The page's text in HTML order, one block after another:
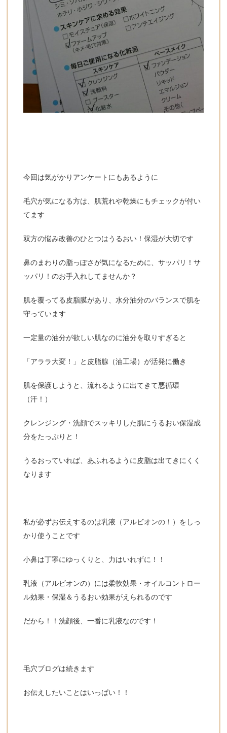
今回は気がかりアンケートにもあるように
毛穴が気になる方は、肌荒れや乾燥にもチェックが付い
てます
双方の悩み改善のひとつはうるおい！保湿が大切です
鼻のまわりの脂っぽさが気になるために、サッパリ！サ
ッパリ！のお手入れしてませんか？
肌を覆ってる皮脂膜があり、水分油分のバランスで肌を
守っています
一定量の油分が欲しい肌なのに油分を取りすぎると
「アララ大変！」と皮脂腺（油工場）が活発に働き
肌を保護しようと、流れるように出てきて悪循環
（汗！）
クレンジング・洗顔でスッキリした肌にうるおい保湿成
分をたっぷりと！
うるおっていれば、あふれるように皮脂は出てきにくく
なります
私が必ずお伝えするのは乳液（アルビオンの！）をしっ
かり使うことです
小鼻は丁寧にゆっくりと、力はいれずに！！
乳液（アルビオンの）には柔軟効果・オイルコントロー
ル効果・保湿＆うるおい効果がえられるのです
だから！！洗顔後、一番に乳液なのです！
毛穴ブログは続きます
お伝えしたいことはいっぱい！！